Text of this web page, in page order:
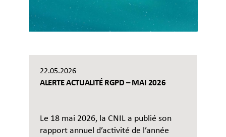
22.05.2026
ALERTE ACTUALITÉ RGPD – MAI 2026
Le 18 mai 2026, la CNIL a publié son
rapport annuel d’activité de l’année